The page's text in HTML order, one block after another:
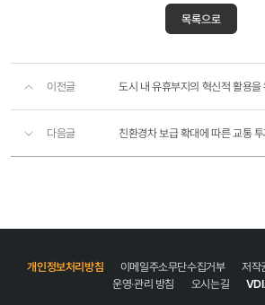
목록으로
이전글 도시 내 유휴부지의 혁신적 활용
다음글
개인정보처리방침 이메일주소무단수집거부 저작
운영·관리 방침
오시는길 VDI